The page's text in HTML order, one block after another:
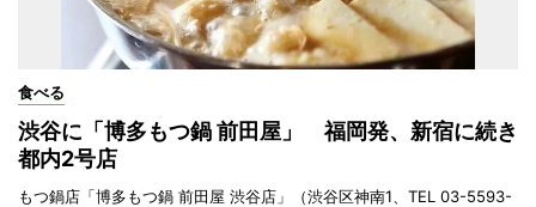
食べる
渋谷に「博多もつ鍋 前田屋」 福岡発、新宿に続き
都内2号店
もつ鍋店「博多もつ鍋 前田屋 渋谷店」（渋谷区神南1、TEL 03-5593-